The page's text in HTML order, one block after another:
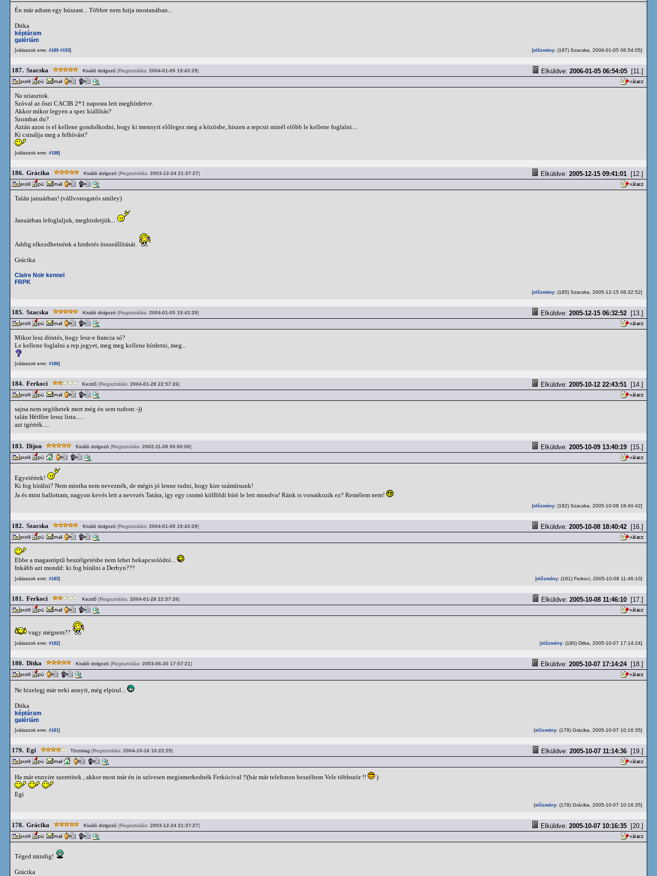
Én már adtam egy húszast... Többre nem futja mostanában...
Ditka
képtáram
galériám
[válaszok erre: #189 #193] [előzmény: (187) Szacska, 2006-01-05 06:54:05]
187. Szacska Kiváló dolgozó [Regisztrálás: 2004-01-05 19:43:29] Elküldve: 2006-01-05 06:54:05 [11.]
Na sziasztok.
Szóval az őszi CACIB 2*1 naposra lett meghírdetve.
Akkor mikor legyen a spec kiállítás?
Szombat du?
Aztán azon is el kellene gondolkodni, hogy ki mennyit előlegez meg a közösbe, hiszen a repcsit minél előbb le kellene foglalni....
Ki csinálja meg a felhívást?
[válaszok erre: #188]
186. Grácika Kiváló dolgozó [Regisztrálás: 2003-12-24 21:37:27] Elküldve: 2005-12-15 09:41:01 [12.]
Talán januárban! (vállvonogatós smiley)
Januárban lefoglaljuk, meghirdetjük...
Addig elkezdhetnénk a hirdetés összeállítását.
Grácika
Claire Noir kennel
FRPK
[előzmény: (185) Szacska, 2005-12-15 06:32:52]
185. Szacska Kiváló dolgozó [Regisztrálás: 2004-01-05 19:43:29] Elküldve: 2005-12-15 06:32:52 [13.]
Mikor lesz döntés, hogy lesz-e francia só?
Le kellene foglalni a rep.jegyet, meg meg kellene hírdetni, meg...
[válaszok erre: #186]
184. Ferkoci Kezdő [Regisztrálás: 2004-01-28 22:57:26] Elküldve: 2005-10-12 22:43:51 [14.]
sajna nem segíthetek mert még én sem tudom:-))
talán Hétfőre lessz lista......
azt igérték.....
183. Dijon Kiváló dolgozó [Regisztrálás: 2002-11-28 00:00:00] Elküldve: 2005-10-09 13:40:19 [15.]
Egyetértek!
Ki fog bírálni? Nem mintha nem neveznék, de mégis jó lenne tudni, hogy kire számítsunk!
Ja és mint hallottam, nagyon kevés lett a nevezés Tatára, így egy csomó külföldi bíró le lett mondva! Ránk is vonatkozik ez? Remélem nem!
[előzmény: (182) Szacska, 2005-10-08 18:40:42]
182. Szacska Kiváló dolgozó [Regisztrálás: 2004-01-05 19:43:29] Elküldve: 2005-10-08 18:40:42 [16.]
Ebbe a magasröptű beszélgetésbe nem lehet bekapcsolódni...
Inkább azt mondd: ki fog bírálni a Derbyn???
[válaszok erre: #183] [előzmény: (181) Ferkoci, 2005-10-08 11:46:10]
181. Ferkoci Kezdő [Regisztrálás: 2004-01-28 22:57:26] Elküldve: 2005-10-08 11:46:10 [17.]
vagy mégsem??
[válaszok erre: #182] [előzmény: (180) Ditka, 2005-10-07 17:14:24]
180. Ditka Kiváló dolgozó [Regisztrálás: 2003-06-30 17:07:21] Elküldve: 2005-10-07 17:14:24[18.]
Ne hízelegj már neki annyit, még elpirul...
Ditka
képtáram
galériám
[válaszok erre: #181] [előzmény: (178) Grácika, 2005-10-07 10:16:35]
179. Egi Törzstag [Regisztrálás: 2004-10-16 10:22:25] Elküldve: 2005-10-07 11:14:36 [19.]
Ha már ennyire szeretitek , akkor most már én in szívesen megismerkednék Ferkócival !!(bár már telefonon beszéltem Vele többször !! )
Egi
[előzmény: (178) Grácika, 2005-10-07 10:16:35]
178. Grácika Kiváló dolgozó [Regisztrálás: 2003-12-24 21:37:27] Elküldve: 2005-10-07 10:16:35 [20.]
Téged mindig!
Grácika